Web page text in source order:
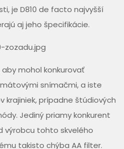
je D810 de facto najvyšší
aj jeho špecifikácie.
aby mohol konkurovať
snímačmi, a iste
prípadne štúdiových
Jediný priamy konkurent
výrobcu tohto skvelého
takisto chýba AA filter.